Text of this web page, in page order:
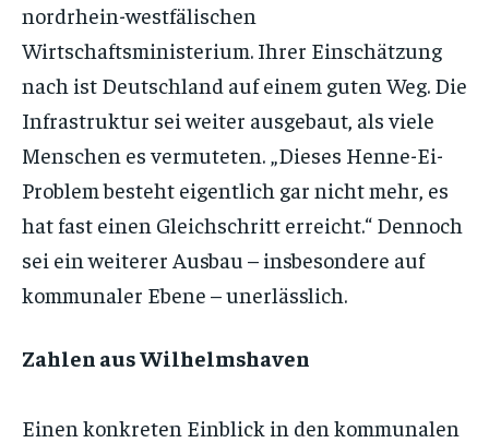
nordrhein-westfälischen
Wirtschaftsministerium. Ihrer Einschätzung
nach ist Deutschland auf einem guten Weg. Die
Infrastruktur sei weiter ausgebaut, als viele
Menschen es vermuteten. „Dieses Henne-Ei-
Problem besteht eigentlich gar nicht mehr, es
hat fast einen Gleichschritt erreicht.“ Dennoch
sei ein weiterer Ausbau – insbesondere auf
kommunaler Ebene – unerlässlich.
Zahlen aus Wilhelmshaven
Einen konkreten Einblick in den kommunalen